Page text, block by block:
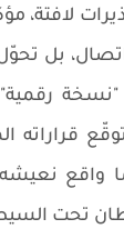
لافتة،
بل
"نسخة
قراراته
واقع
تحت